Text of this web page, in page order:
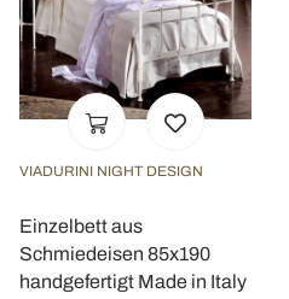
VIADURINI NIGHT DESIGN
Einzelbett aus
Schmiedeisen 85x190
handgefertigt Made in Italy